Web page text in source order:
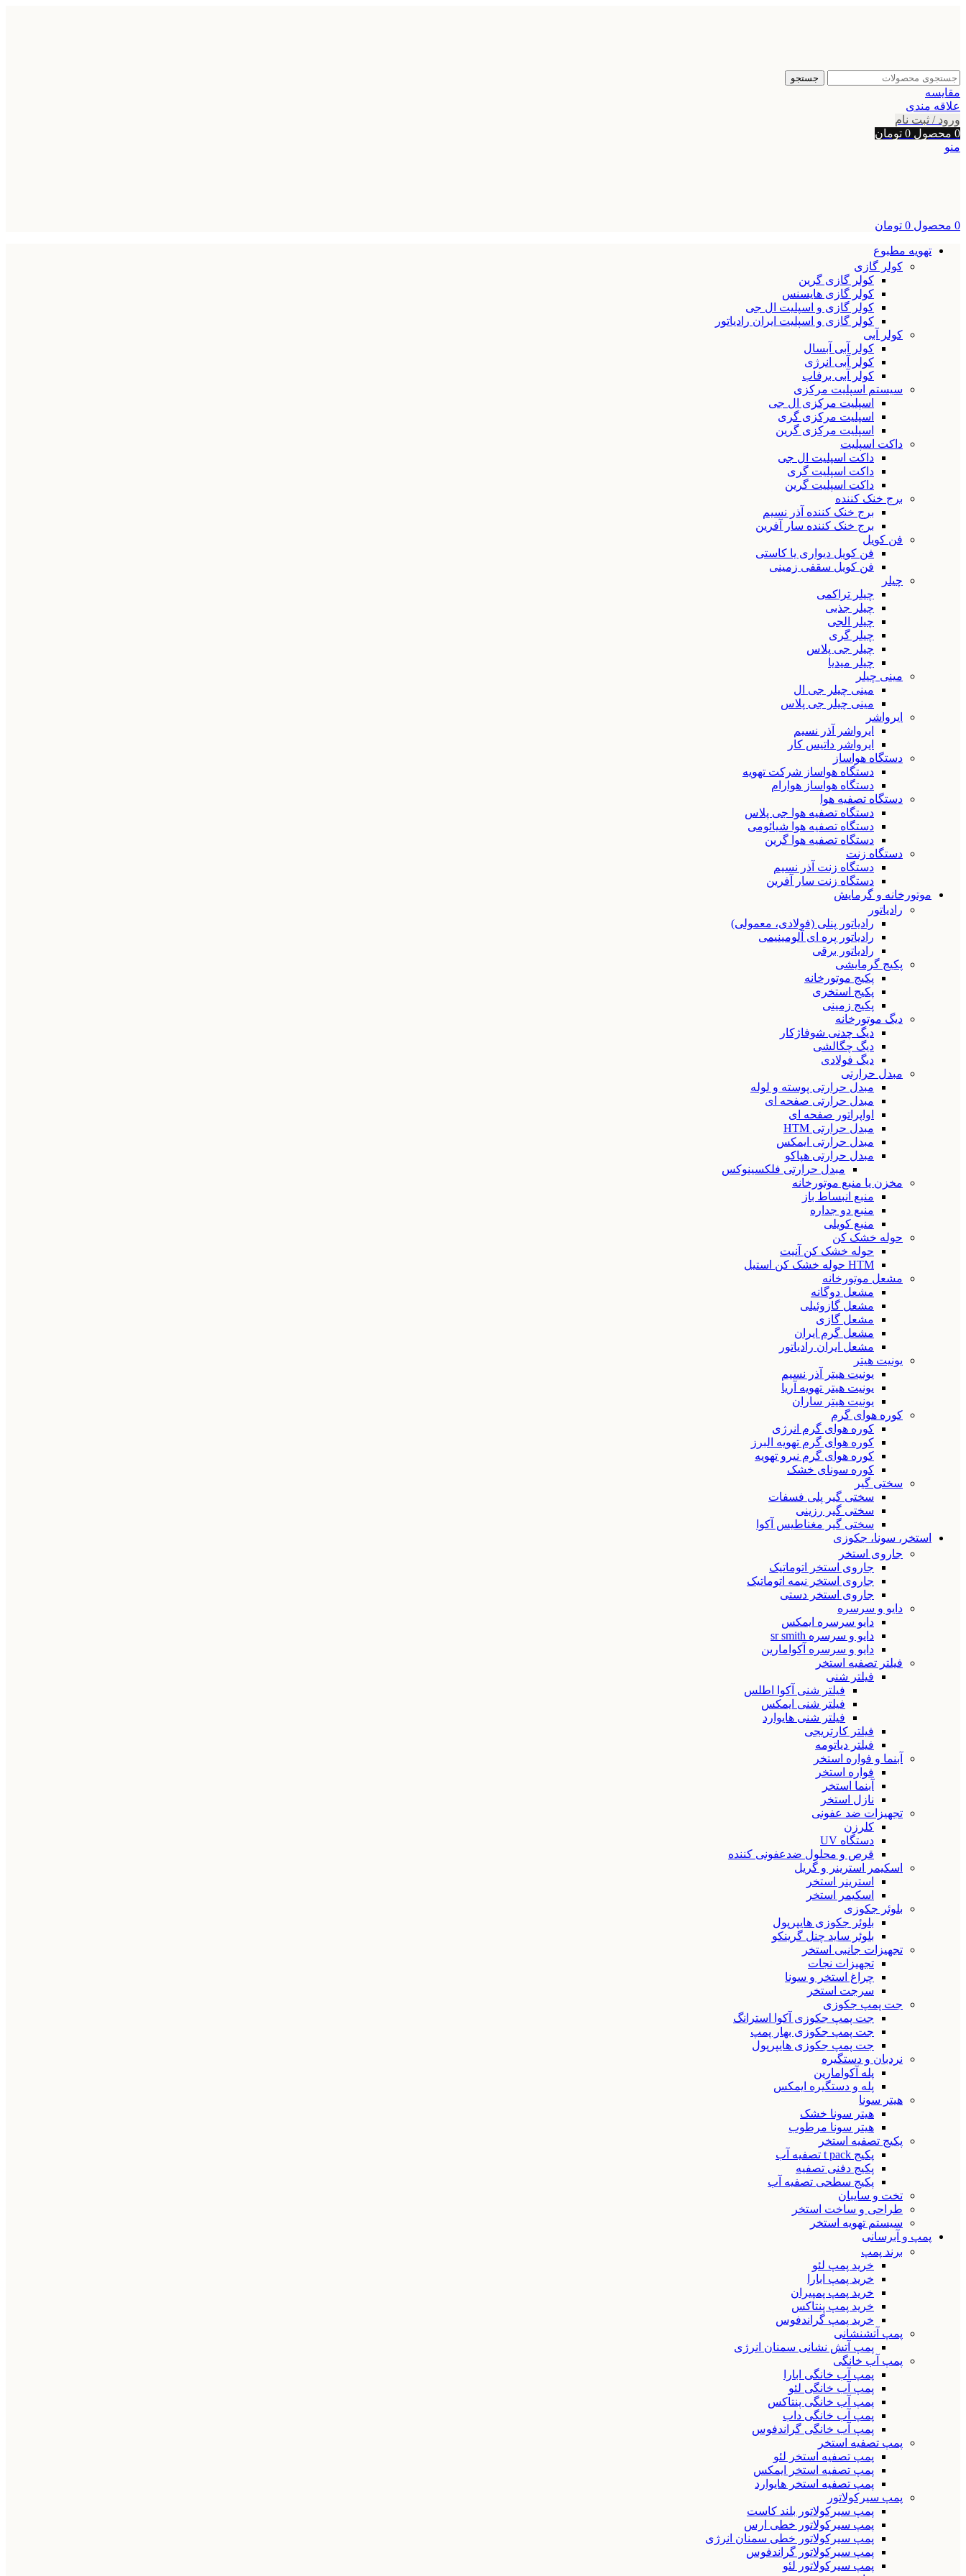
جستجو
مقایسه
علاقه مندی
ورود / ثبت نام
0 محصول 0 تومان
منو
0 محصول 0 تومان
تهویه مطبوع
کولر گازی
کولر گازی گرین
کولر گازی هایسنس
کولر گازی و اسپلیت ال جی
کولر گازی و اسپلیت ایران رادیاتور
کولر آبی
کولر آبی آبسال
کولر آبی انرژی
کولر آبی برفاب
سیستم اسپلیت مرکزی
اسپلیت مرکزی ال جی
اسپلیت مرکزی گری
اسپلیت مرکزی گرین
داکت اسپلیت
داکت اسپلیت ال جی
داکت اسپلیت گری
داکت اسپلیت گرین
برج خنک کننده
برج خنک کننده آذر نسیم
برج خنک کننده سار آفرین
فن کویل
فن کویل دیواری یا کاستی
فن کویل سقفی زمینی
چیلر
چیلر تراکمی
چیلر جذبی
چیلر الجی
چیلر گری
چیلر جی پلاس
چیلر میدیا
مینی چیلر
مینی چیلر جی ال
مینی چیلر جی پلاس
ایرواشر
ایرواشر آذر نسیم
ایرواشر داتیس کار
دستگاه هواساز
دستگاه هواساز شرکت تهویه
دستگاه هواساز هوارام
دستگاه تصفیه هوا
دستگاه تصفیه هوا جی پلاس
دستگاه تصفیه هوا شیائومی
دستگاه تصفیه هوا گرین
دستگاه زنت
دستگاه زنت آذر نسیم
دستگاه زنت سار آفرین
موتورخانه و گرمایش
رادیاتور
رادیاتور پنلی (فولادی، معمولی)
رادیاتور پره ای آلومینیمی
رادیاتور برقی
پکیج گرمایشی
پکیج موتورخانه
پکیج استخری
پکیج زمینی
دیگ موتورخانه
دیگ چدنی شوفاژکار
دیگ چگالشی
دیگ فولادی
مبدل حرارتی
مبدل حرارتی پوسته و لوله
مبدل حرارتی صفحه ای
اواپراتور صفحه ای
مبدل حرارتی HTM
مبدل حرارتی ایمکس
مبدل حرارتی هپاکو
مبدل حرارتی فلکسینوکس
مخزن یا منبع موتورخانه
منبع انبساط باز
منبع دو جداره
منبع کویلی
حوله خشک کن
حوله خشک کن آنیت
HTM حوله خشک کن استیل
مشعل موتورخانه
مشعل دوگانه
مشعل گازوئیلی
مشعل گازی
مشعل گرم ایران
مشعل ایران رادیاتور
یونیت هیتر
یونیت هیتر آذر نسیم
یونیت هیتر تهویه آریا
یونیت هیتر ساران
کوره هوای گرم
کوره هوای گرم انرژی
کوره هوای گرم تهویه البرز
کوره هوای گرم نیرو تهویه
کوره سونای خشک
سختی گیر
سختی گیر پلی فسفات
سختی گیر رزینی
سختی گیر مغناطیس آکوا
استخر، سونا، جکوزی
جاروی استخر
جاروی استخر اتوماتیک
جاروی استخر نیمه اتوماتیک
جاروی استخر دستی
دایو و سرسره
دایو سرسره ایمکس
دایو و سرسره sr smith
دایو و سرسره آکوامارین
فیلتر تصفیه استخر
فیلتر شنی
فیلتر شنی آکوا اطلس
فیلتر شنی ایمکس
فیلتر شنی هایوارد
فیلتر کارتریجی
فیلتر دیاتومه
آبنما و فواره استخر
فواره استخر
آبنما استخر
نازل استخر
تجهیزات ضد عفونی
کلرزن
دستگاه UV
قرص و محلول ضدعفونی کننده
اسکیمر استرینر و گریل
استرینر استخر
اسکیمر استخر
بلوئر جکوزی
بلوئر جکوزی هایپرپول
بلوئر ساید چنل گرینکو
تجهیزات جانبی استخر
تجهیزات نجات
چراغ استخر و سونا
سرجت استخر
جت پمپ جکوزی
جت پمپ جکوزی آکوا استرانگ
جت پمپ جکوزی بهار پمپ
جت پمپ جکوزی هایپرپول
نردبان و دستگیره
پله آکوامارین
پله و دستگیره ایمکس
هیتر سونا
هیتر سونا خشک
هیتر سونا مرطوب
پکیج تصفیه استخر
پکیج t pack تصفیه آب
پکیج دفنی تصفیه
پکیج سطحی تصفیه آب
تخت و سایبان
طراحی و ساخت استخر
سیستم تهویه استخر
پمپ و آبرسانی
برند پمپ
خرید پمپ لئو
خرید پمپ ابارا
خرید پمپ پمپیران
خرید پمپ پنتاکس
خرید پمپ گراندفوس
پمپ آتشنشانی
پمپ آتش نشانی سمنان انرژی
پمپ آب خانگی
پمپ آب خانگی ابارا
پمپ آب خانگی لئو
پمپ آب خانگی پنتاکس
پمپ آب خانگی داب
پمپ آب خانگی گراندفوس
پمپ تصفیه استخر
پمپ تصفیه استخر لئو
پمپ تصفیه استخر ایمکس
پمپ تصفیه استخر هایوارد
پمپ سیرکولاتور
پمپ سیرکولاتور بلند کاست
پمپ سیرکولاتور خطی ارس
پمپ سیرکولاتور خطی سمنان انرژی
پمپ سیرکولاتور گراندفوس
پمپ سیرکولاتور لئو